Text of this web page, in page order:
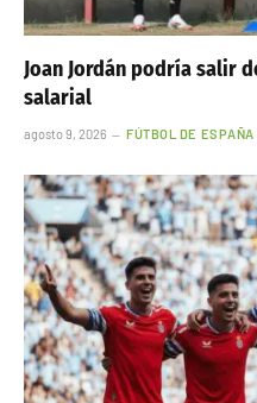
Joan Jordán podría salir
salarial
agosto 9, 2026 FÚTBOL DE ESPAÑA